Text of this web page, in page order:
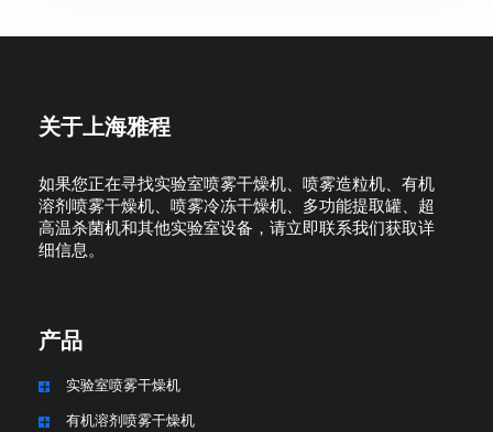
关于上海雅程
如果您正在寻找实验室喷雾干燥机、喷雾造粒机、有机
溶剂喷雾干燥机、喷雾冷冻干燥机、多功能提取罐、超
高温杀菌机和其他实验室设备，请立即联系我们获取详
细信息。
产品
实验室喷雾干燥机
有机溶剂喷雾干燥机